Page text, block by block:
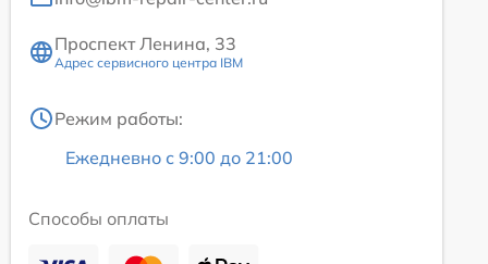
Проспект Ленина, 33
Адрес сервисного центра IBM
Режим работы:
Ежедневно с 9:00 до 21:00
Способы оплаты